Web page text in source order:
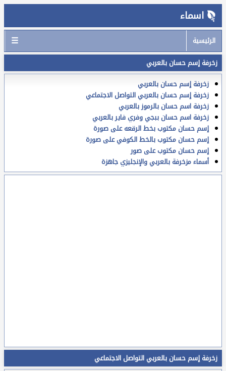
اسماء
الرئيسية ☰
زخرفة إسم حسان بالعربي
زخرفة إسم حسان بالعربي
زخرفة إسم حسان بالعربي التواصل الاجتماعي
زخرفة اسم حسان بالرموز بالعربي
زخرفة اسم حسان ببجي وفري فاير بالعربي
إسم حسان مكتوب بخط الرقعه على صورة
إسم حسان مكتوب بالخط الكوفي على صورة
إسم حسان مكتوب على صور
أسماء مزخرفة بالعربي والإنجليزي جاهزة
زخرفة إسم حسان بالعربي التواصل الاجتماعي